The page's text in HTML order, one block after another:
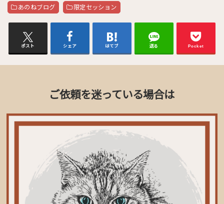
あのねブログ 限定セッション
ポスト シェア はてブ 送る Pocket
ご依頼を迷っている場合は